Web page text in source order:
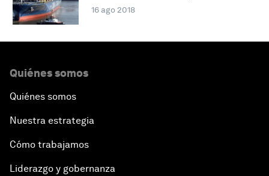
16 ago 2018
Quiénes somos
Quiénes somos
Nuestra estrategia
Cómo trabajamos
Liderazgo y gobernanza